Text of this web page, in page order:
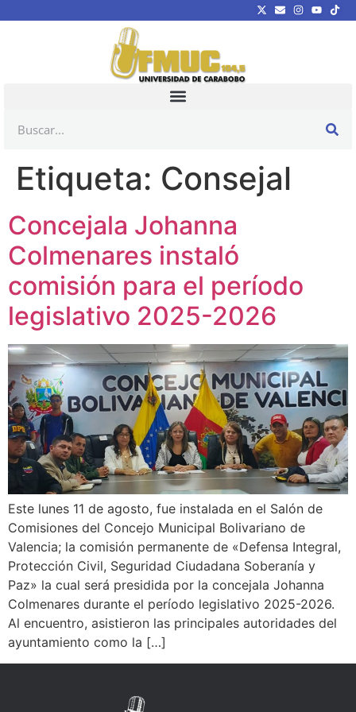
Etiqueta: Consejal
Concejala Johanna
Colmenares instaló
comisión para el período
legislativo 2025-2026
Este lunes 11 de agosto, fue instalada en el Salón de
Comisiones del Concejo Municipal Bolivariano de
Valencia; la comisión permanente de «Defensa Integral,
Protección Civil, Seguridad Ciudadana Soberanía y
Paz» la cual será presidida por la concejala Johanna
Colmenares durante el período legislativo 2025-2026.
Al encuentro, asistieron las principales autoridades del
ayuntamiento como la […]